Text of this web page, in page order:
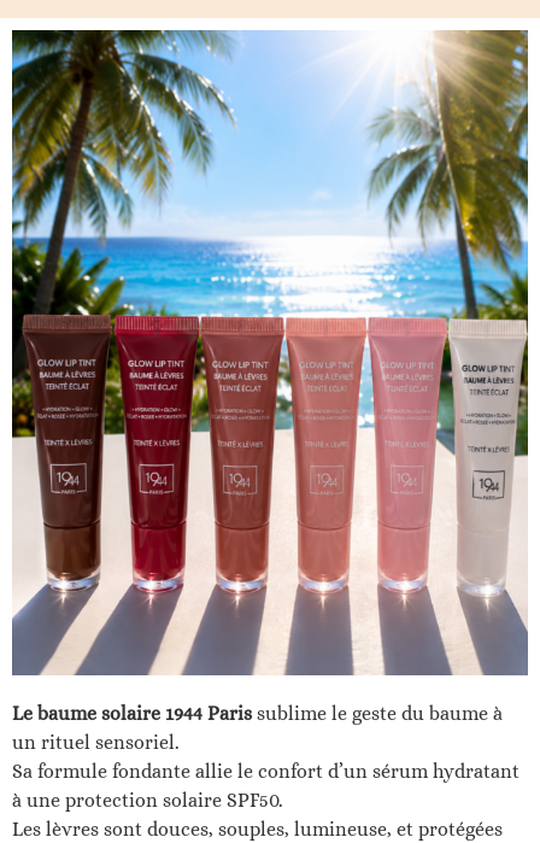
Le baume solaire 1944 Paris sublime le geste du baume à
un rituel sensoriel.
Sa formule fondante allie le confort d’un sérum hydratant
à une protection solaire SPF50.
Les lèvres sont douces, souples, lumineuse, et protégées